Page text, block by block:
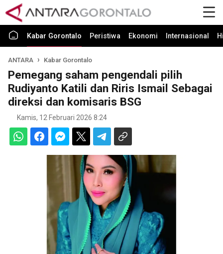
Kabar Gorontalo Peristiwa Ekonomi Internasional
ANTARA Kabar Gorontalo
Pemegang saham pengendali pilih
Rudiyanto Katili dan Riris Ismail Sebagai
direksi dan komisaris BSG
Kamis, 12 Februari 2026 8:24